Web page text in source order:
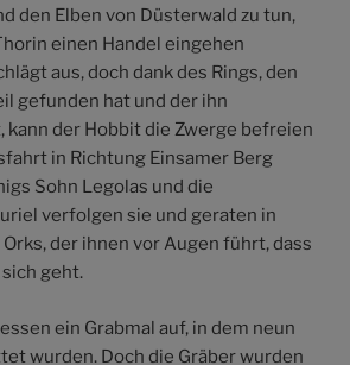
den Elben von Düsterwald zu tun,
einen Handel eingehen
aus, doch dank des Rings, den
gefunden hat und der ihn
kann der Hobbit die Zwerge befreien
in Richtung Einsamer Berg
Sohn Legolas und die
verfolgen sie und geraten in
der ihnen vor Augen führt, dass
geht.
ein Grabmal auf, in dem neun
wurden. Doch die Gräber wurden